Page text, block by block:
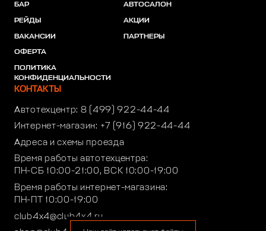
БАР
РЕЙДЫ
ВАКАНСИИ
ОФЕРТА
ПОЛИТИКА
КОНФИДЕНЦИАЛЬНОСТИ
АВТОСАЛОН
АКЦИИ
ПАРТНЕРЫ
КОНТАКТЫ
Автотехцентр: 8 (499) 922-44-44
Интернет-магазин: +7 (916) 922-44-44
Адреса и схемы проезда
Время работы автотехцентра:
ПН-СБ 10:00-21:00, ВСК 10:00-19:00
Время работы интернет-магазина:
ПН-ПТ 10:00-19:00
club4x4@club4x4.ru